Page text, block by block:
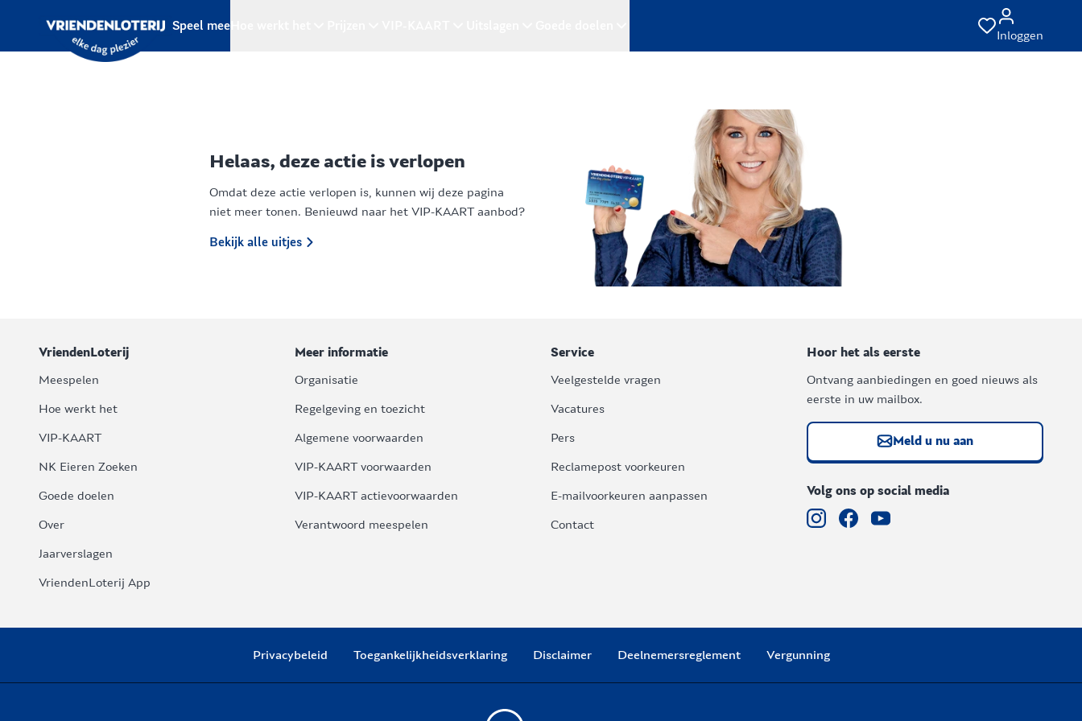
Speel mee
Inloggen
Helaas, deze actie is verlopen
Omdat deze actie verlopen is, kunnen wij deze pagina
niet meer tonen. Benieuwd naar het VIP-KAART aanbod?
Bekijk alle uitjes
VriendenLoterij
Meespelen
Hoe werkt het
VIP-KAART
NK Eieren Zoeken
Goede doelen
Over
Jaarverslagen
VriendenLoterij App
Meer informatie
Organisatie
Regelgeving en toezicht
Algemene voorwaarden
VIP-KAART voorwaarden
VIP-KAART actievoorwaarden
Verantwoord meespelen
Service
Veelgestelde vragen
Vacatures
Pers
Reclamepost voorkeuren
E-mailvoorkeuren aanpassen
Contact
Hoor het als eerste
Ontvang aanbiedingen en goed nieuws als
eerste in uw mailbox.
Meld u nu aan
Volg ons op social media
Privacybeleid Toegankelijkheidsverklaring Disclaimer Deelnemersreglement Vergunning